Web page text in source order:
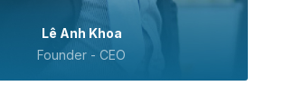
Lê Anh Khoa
Founder - CEO